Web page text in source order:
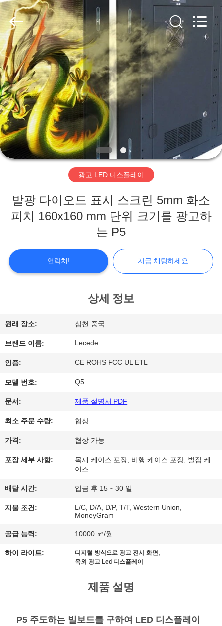
집
제
품
동
영
VR
우
대
하
여
공
장
여
행
품
관
리
Copyright
©
2026
Beijing
Silk
Road
Enterprise
Management
Services
Co.,LTD.
All
Rights
Reserved.
Developed
by
ECER
광고 LED 디스플레이
발광 다이오드 표시 스크린 5mm 화소
피치 160x160 mm 단위 크기를 광고하
는 P5
연락처! 지금 채팅하세요
상세 정보
원래 장소: 심천 중국
브랜드 이름: Lecede
인증: CE ROHS FCC UL ETL
모델 번호: Q5
문서: 제품 설명서 PDF
최소 주문 수량: 협상
가격: 협상 가능
포장 세부 사항:
목재 케이스 포장, 비행 케이스 포장, 벌집 케
이스
배달 시간: 입금 후 15 ~ 30 일
지불 조건:
L/C, D/A, D/P, T/T, Western Union,
MoneyGram
공급 능력: 10000 ㎡/월
하이 라이트: 디지털 방식으로 광고 전시 화면
옥외 광고 Led 디스플레이
제품 설명
P5 주도하는 빌보드를 구하여 LED 디스플레이